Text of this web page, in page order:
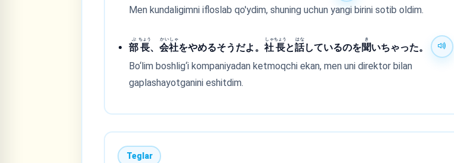
Men kundaligimni ifloslab qo'ydim, shuning uchun yangi birini sotib oldim.
部
ぶ
長
ちょう
、会
かい
社
しゃ
をやめるそうだよ。社
しゃ
長
ちょう
と話
はな
しているのを聞
き
いちゃった。
Bo‘lim boshlig‘i kompaniyadan ketmoqchi ekan, men uni direktor bilan
gaplashayotganini eshitdim.
Teglar